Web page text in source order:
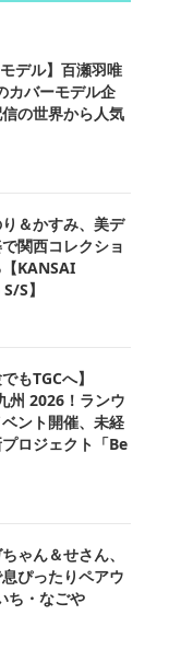
デル】百瀬羽唯
カバーモデル企
の世界から人気
＆かすみ、美デ
関西コレクショ
KANSAI
S】
もTGCへ】
州 2026！ランウ
ント開催、未経
ロジェクト「Be
ゃん＆せさん、
ぴったりペアウ
ち・なごや